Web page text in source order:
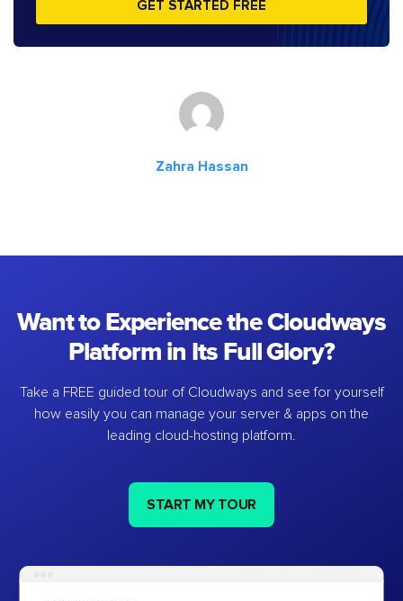
GET STARTED FREE
Zahra Hassan
Want to Experience the Cloudways
Platform in Its Full Glory?
Take a FREE guided tour of Cloudways and see for yourself
how easily you can manage your server & apps on the
leading cloud-hosting platform.
START MY TOUR